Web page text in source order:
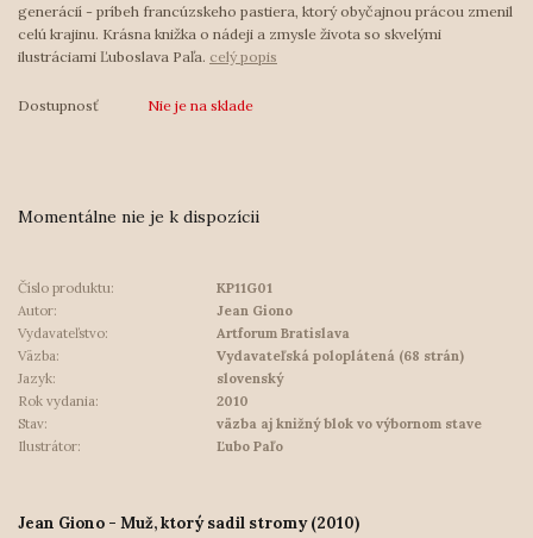
generácií - príbeh francúzskeho pastiera, ktorý obyčajnou prácou zmenil
celú krajinu. Krásna knižka o nádeji a zmysle života so skvelými
ilustráciami Ľuboslava Paľa. celý popis
Dostupnosť Nie je na sklade
Momentálne nie je k dispozícii
Číslo produktu:
KP11G01
Autor:
Jean Giono
Vydavateľstvo:
Artforum Bratislava
Väzba:
Vydavateľská poloplátená (68 strán)
Jazyk:
slovenský
Rok vydania:
2010
Stav:
väzba aj knižný blok vo výbornom stave
Ilustrátor:
Ľubo Paľo
Jean Giono - Muž, ktorý sadil stromy (2010)